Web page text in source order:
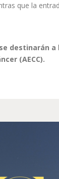
que la
destinarán a
(AECC).